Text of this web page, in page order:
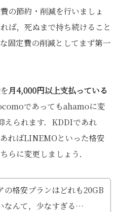
の節約・削減を行いましょ
ば，死ぬまで持ち続けること
固定費の削減としてまず第一
月4,000円以上支払っている
であってもahamoに変
えられます．KDDIであれ
ればLINEMOといった格安
らに変更しましょう．
の格安プランはどれも20GB
なんて，少なすぎる…